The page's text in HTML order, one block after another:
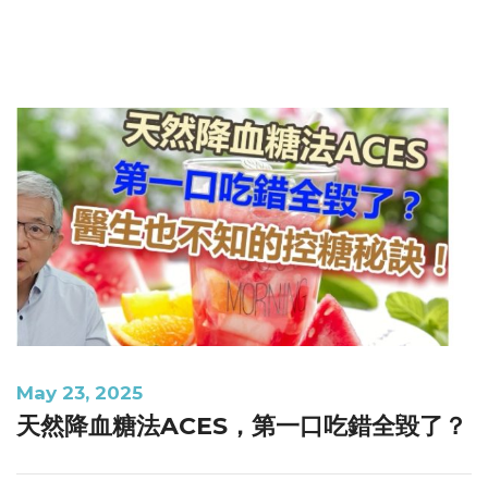
May 23, 2025
天然降血糖法ACES，第一口吃錯全毀了？